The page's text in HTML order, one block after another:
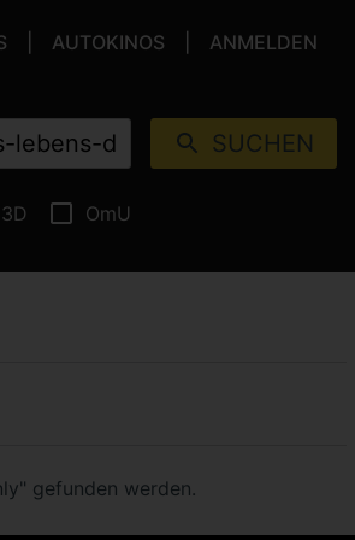
AUTOKINOS ANMELDEN
SUCHEN
3D OmU
gefunden werden.